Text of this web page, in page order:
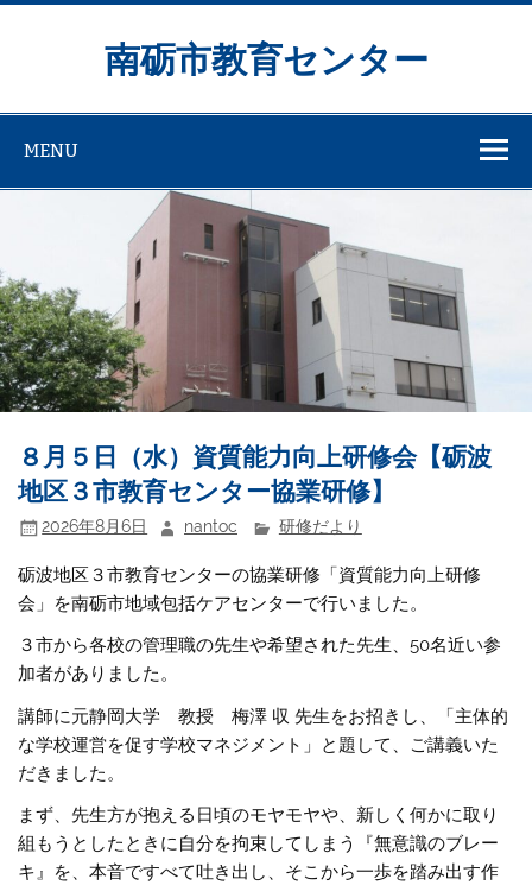
Skip
南砺市教育センター
MENU
８月５日（水）資質能力向上研修会【砺波
地区３市教育センター協業研修】
2026年8月6日 nantoc 研修だより
砺波地区３市教育センターの協業研修「資質能力向上研修
会」を南砺市地域包括ケアセンターで行いました。
３市から各校の管理職の先生や希望された先生、50名近い参
加者がありました。
講師に元静岡大学 教授 梅澤 収 先生をお招きし、「主体的
な学校運営を促す学校マネジメント」と題して、ご講義いた
だきました。
まず、先生方が抱える日頃のモヤモヤや、新しく何かに取り
組もうとしたときに自分を拘束してしまう『無意識のブレー
キ』を、本音ですべて吐き出し、そこから一歩を踏み出す作